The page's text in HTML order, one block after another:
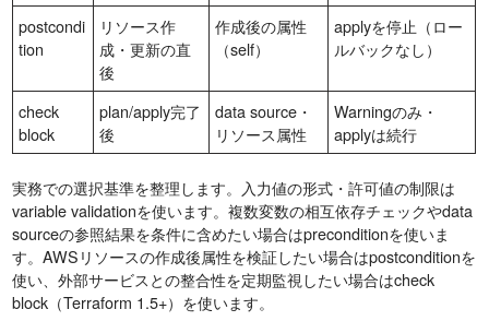
postcondi
tion
リソース作
成・更新の直
後
作成後の属性
（self）
applyを停止（ロー
ルバックなし）
check
block
plan/apply完了
後
data source・
リソース属性
Warningのみ・
applyは続行
実務での選択基準を整理します。入力値の形式・許可値の制限は
variable validationを使います。複数変数の相互依存チェックやdata
sourceの参照結果を条件に含めたい場合はpreconditionを使いま
す。AWSリソースの作成後属性を検証したい場合はpostconditionを
使い、外部サービスとの整合性を定期監視したい場合はcheck
block（Terraform 1.5+）を使います。